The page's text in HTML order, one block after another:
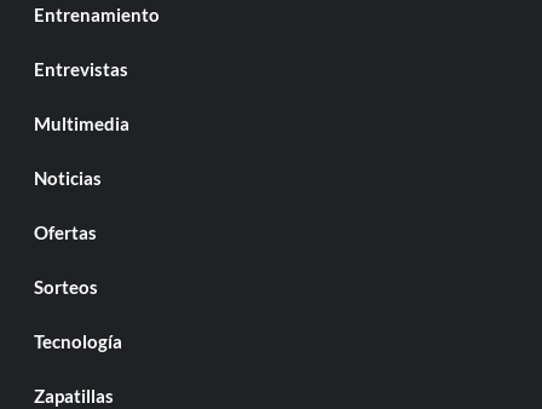
Entrenamiento
Entrevistas
Multimedia
Noticias
Ofertas
Sorteos
Tecnología
Zapatillas